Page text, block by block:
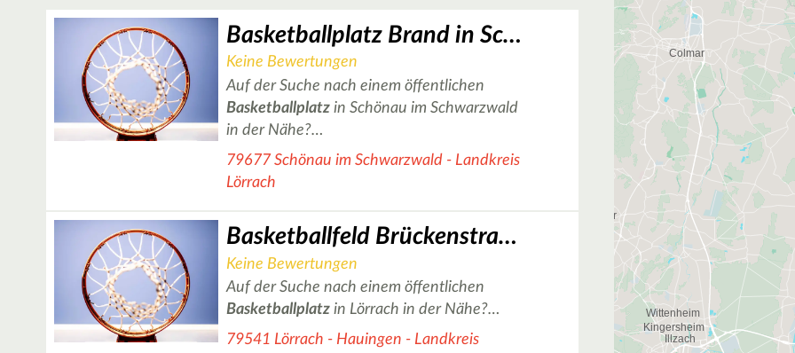
Basketballplatz Brand in Schönau im Schwarzwald
Keine Bewertungen
Auf der Suche nach einem öffentlichen
Basketballplatz in Schönau im Schwarzwald
in der Nähe?…
79677 Schönau im Schwarzwald - Landkreis
Lörrach
Basketballfeld Brückenstraße in Lörrach
Keine Bewertungen
Auf der Suche nach einem öffentlichen
Basketballplatz in Lörrach in der Nähe?…
79541 Lörrach - Hauingen - Landkreis